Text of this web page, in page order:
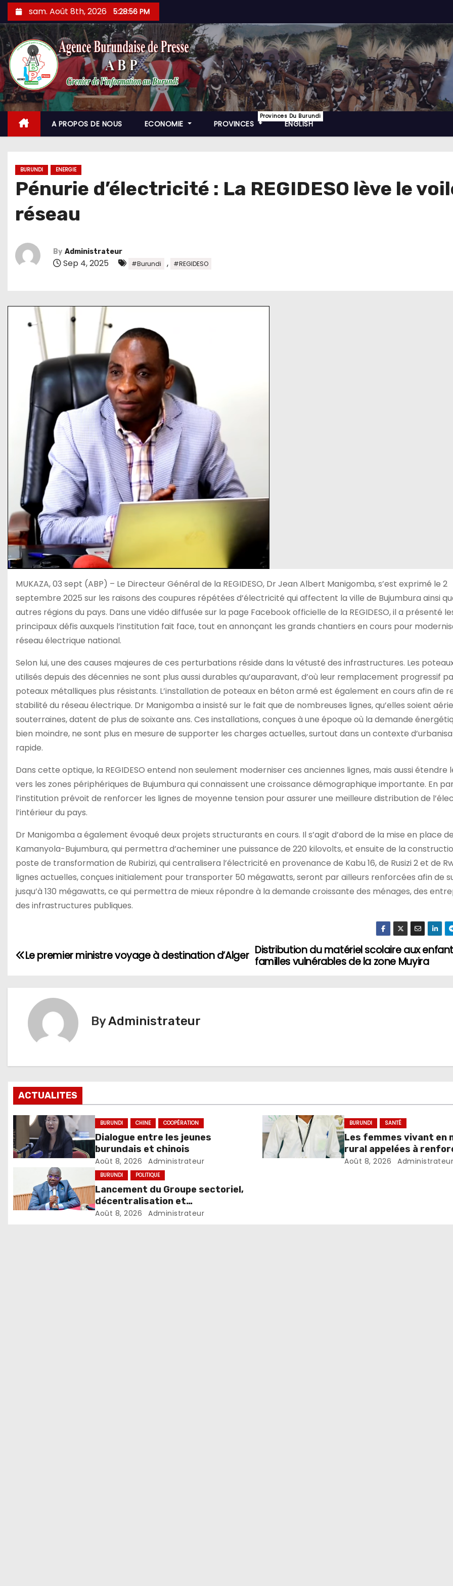
Skip
to
content
sam. Août 8th, 2026 5:28:57 PM
A PROPOS DE NOUS ECONOMIE PROVINCES
Provinces Du Burundi
ENGLISH
BURUNDI ENERGIE
Pénurie d’électricité : La REGIDESO lève le
réseau
By Administrateur
Sep 4, 2025 #Burundi , #REGIDESO
MUKAZA, 03 sept (ABP) – Le Directeur Général de la REGIDESO, Dr Jean Albert Manigomba, s’est exprimé le 2
septembre 2025 sur les raisons des coupures répétées d’électricité qui affectent la ville de Bujumbura ainsi
autres régions du pays. Dans une vidéo diffusée sur la page Facebook officielle de la REGIDESO, il a présenté
principaux défis auxquels l’institution fait face, tout en annonçant les grands chantiers en cours pour
réseau électrique national.
Selon lui, une des causes majeures de ces perturbations réside dans la vétusté des infrastructures. Les
utilisés depuis des décennies ne sont plus aussi durables qu’auparavant, d’où leur remplacement progressif
poteaux métalliques plus résistants. L’installation de poteaux en béton armé est également en cours afin de
stabilité du réseau électrique. Dr Manigomba a insisté sur le fait que de nombreuses lignes, qu’elles soient
souterraines, datent de plus de soixante ans. Ces installations, conçues à une époque où la demande
bien moindre, ne sont plus en mesure de supporter les charges actuelles, surtout dans un contexte
rapide.
Dans cette optique, la REGIDESO entend non seulement moderniser ces anciennes lignes, mais aussi étendre
vers les zones périphériques de Bujumbura qui connaissent une croissance démographique importante. En
l’institution prévoit de renforcer les lignes de moyenne tension pour assurer une meilleure distribution de
l’intérieur du pays.
Dr Manigomba a également évoqué deux projets structurants en cours. Il s’agit d’abord de la mise en place
Kamanyola-Bujumbura, qui permettra d’acheminer une puissance de 220 kilovolts, et ensuite de la
poste de transformation de Rubirizi, qui centralisera l’électricité en provenance de Kabu 16, de Rusizi 2 et de
lignes actuelles, conçues initialement pour transporter 50 mégawatts, seront par ailleurs renforcées afin de
jusqu’à 130 mégawatts, ce qui permettra de mieux répondre à la demande croissante des ménages, des
des infrastructures publiques.
Navigation
l’article
Distribution du matériel scolaire aux
familles vulnérables de la zone Muyira
Le premier ministre voyage à destination d’Alger
ByAdministrateur
ACTUALITES
BURUNDI CHINE COOPÉRATION
Dialogue entre les jeunes
burundais et chinois
Août 8, 2026 Administrateur
BURUNDI SANTÉ
Les femmes vivant en
rural appelées à
dépistage des
Août 8, 2026 Administrateur
BURUNDI POLITIQUE
Lancement du Groupe sectoriel,
décentralisation et
développement local
Août 8, 2026 Administrateur